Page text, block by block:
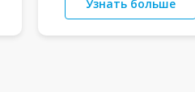
Узнать больше